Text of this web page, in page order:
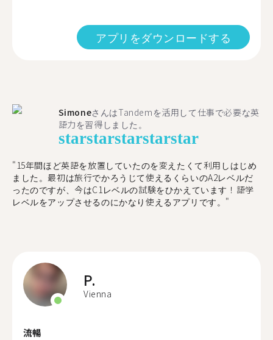
アプリをダウンロードする
SimoneさんはTandemを活用して仕事で必要な英
語力を習得しました。
starstarstarstarstar
"15年間ほど英語を放置していたのを変えたくて利用しはじめ
ました。最初は旅行でかろうじて使えるくらいのA2レベルだ
ったのですが、今はC1レベルの試験をひかえています！語学
レベルをアップさせるのにかなり使えるアプリです。"
P.
Vienna
流暢